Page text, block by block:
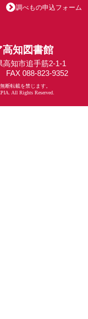
調べもの申込フォーム
知図書館
高知市追手筋2-1-1
FAX 088-823-9352
断転載を禁じます。
All Rights Reserved.